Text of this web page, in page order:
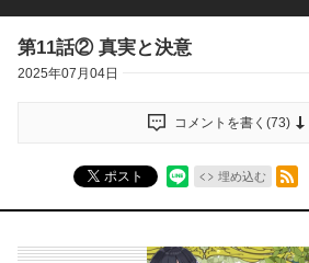
第11話② 真実と決意
2025年07月04日
コメントを書く(73)
ポスト 埋め込む
RSSフィード